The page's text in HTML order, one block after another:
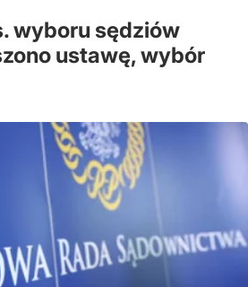
wyboru sędziów
ustawę, wybór